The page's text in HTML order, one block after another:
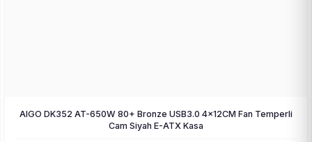
AIGO DK352 AT-650W 80+ Bronze USB3.0 4×12CM Fan Temperli
Cam Siyah E-ATX Kasa